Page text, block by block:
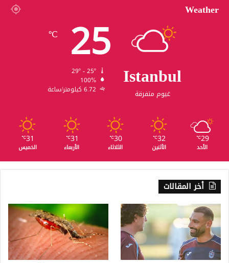
Weather
Istanbul
غيوم متفرقة
25
℃
100%
6.72 كيلومتر/ساعة
29
℃
الأحد
32
℃
الأثنين
30
℃
الثلاثاء
31
℃
الأربعاء
31
℃
الخميس
أخر المقالات